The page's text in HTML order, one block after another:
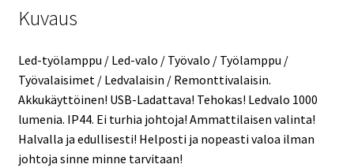
akulla.
-
Ladattava!
Tehokas
akkuvalo
/
akkuvalaisin!
Kuvaus
Led-työlamppu / Led-valo / Työvalo / Työlamppu /
Työvalaisimet / Ledvalaisin / Remonttivalaisin.
Akkukäyttöinen! USB-Ladattava! Tehokas! Ledvalo 1000
lumenia. IP44. Ei turhia johtoja! Ammattilaisen valinta!
Halvalla ja edullisesti! Helposti ja nopeasti valoa ilman
johtoja sinne minne tarvitaan!